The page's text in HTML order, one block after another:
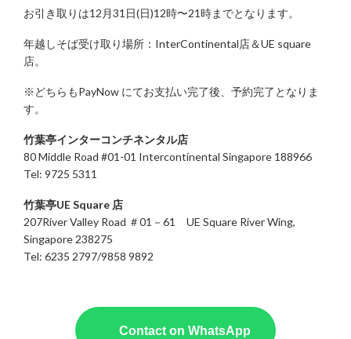
お引き取りは12月31日(日)12時〜21時までとなります。
年越しそば受け取り場所：InterContinental店＆UE square
店。
※どちらもPayNow にてお支払い完了後、予約完了となりま
す。
竹葉亭インターコンチネンタル店
80 Middle Road #01-01 Intercontinental Singapore 188966
Tel: 9725 5311
竹葉亭UE Square 店
207River Valley Road ＃01－61 UE Square River Wing,
Singapore 238275
Tel: 6235 2797/9858 9892
Contact on WhatsApp